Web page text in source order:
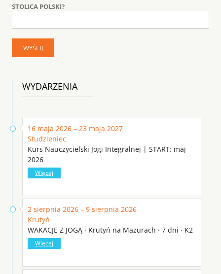
STOLICA POLSKI?
WYDARZENIA
16 maja 2026 – 23 maja 2027
Studzieniec
Kurs Nauczycielski Jogi Integralnej | START: maj
2026
Więcej
2 sierpnia 2026 – 9 sierpnia 2026
Krutyń
WAKACJE Z JOGĄ · Krutyń na Mazurach · 7 dni · K2
Więcej